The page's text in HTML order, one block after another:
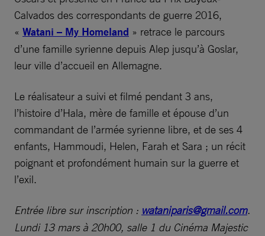
Calvados des correspondants de guerre 2016,
« Watani – My Homeland » retrace le parcours
d’une famille syrienne depuis Alep jusqu’à Goslar,
leur ville d’accueil en Allemagne.
Le réalisateur a suivi et filmé pendant 3 ans,
l’histoire d’Hala, mère de famille et épouse d’un
commandant de l’armée syrienne libre, et de ses 4
enfants, Hammoudi, Helen, Farah et Sara ; un récit
poignant et profondément humain sur la guerre et
l’exil.
Entrée libre sur inscription : wataniparis@gmail.com.
Lundi 13 mars à 20h00, salle 1 du Cinéma Majestic